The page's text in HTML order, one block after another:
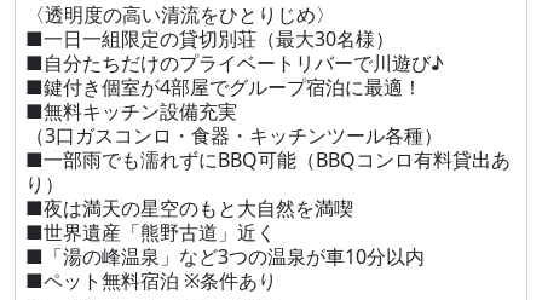
〈透明度の高い清流をひとりじめ〉
■一日一組限定の貸切別荘（最大30名様）
■自分たちだけのプライベートリバーで川遊び♪
■鍵付き個室が4部屋でグループ宿泊に最適！
■無料キッチン設備充実
（3口ガスコンロ・食器・キッチンツール各種）
■一部雨でも濡れずにBBQ可能（BBQコンロ有料貸出あ
り）
■夜は満天の星空のもと大自然を満喫
■世界遺産「熊野古道」近く
■「湯の峰温泉」など3つの温泉が車10分以内
■ペット無料宿泊 ※条件あり